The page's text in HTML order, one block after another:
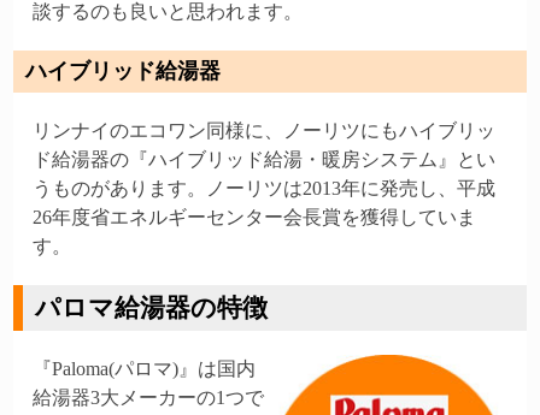
談するのも良いと思われます。
ハイブリッド給湯器
リンナイのエコワン同様に、ノーリツにもハイブリッ
ド給湯器の『ハイブリッド給湯・暖房システム』とい
うものがあります。ノーリツは2013年に発売し、平成
26年度省エネルギーセンター会長賞を獲得していま
す。
パロマ給湯器の特徴
『Paloma(パロマ)』は国内
給湯器3大メーカーの1つで